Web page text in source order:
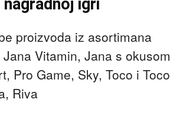
igri
proizvoda iz asortimana
Vitamin, Jana s okusom
Pro Game, Sky, Toco i Toco
Riva